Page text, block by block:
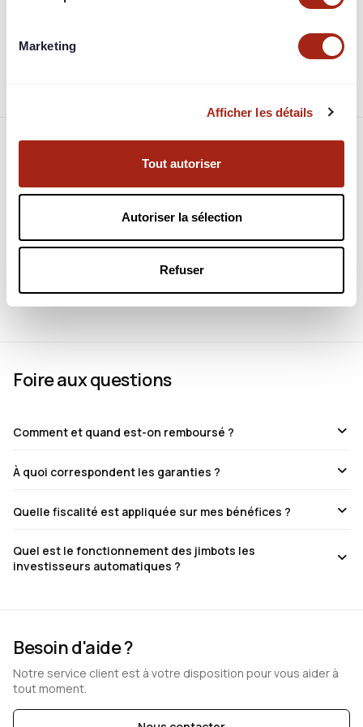
Marketing
Afficher les détails
Tout autoriser
Autoriser la sélection
Refuser
Coût total
Connectez-vous pour en voir plus
projet.
Foire aux questions
Comment et quand est-on remboursé ?
À quoi correspondent les garanties ?
Quelle fiscalité est appliquée sur mes bénéfices ?
Quel est le fonctionnement des jimbots les
investisseurs automatiques ?
Besoin d'aide ?
Notre service client est à votre disposition pour vous aider à
tout moment.